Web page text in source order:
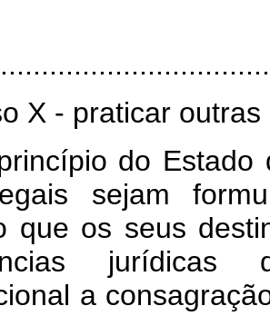
X - praticar
do Estado de
sejam
que os seus
a